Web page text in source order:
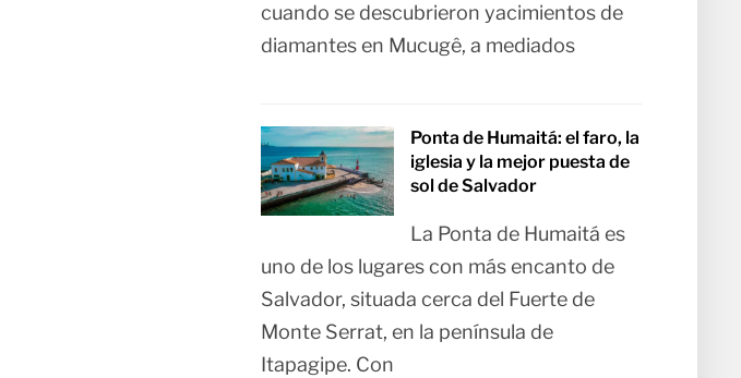
cuando se descubrieron yacimientos de
diamantes en Mucugê, a mediados
Ponta de Humaitá: el faro, la
iglesia y la mejor puesta de
sol de Salvador
La Ponta de Humaitá es
uno de los lugares con más encanto de
Salvador, situada cerca del Fuerte de
Monte Serrat, en la península de
Itapagipe. Con